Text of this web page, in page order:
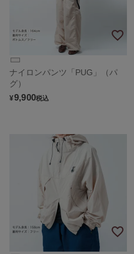
ナイロンパンツ「PUG」（パ
グ）
¥9,900税込